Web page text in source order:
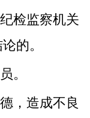
检监察机关
的。
。
，造成不良